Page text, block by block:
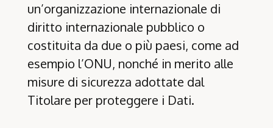
un’organizzazione internazionale di
diritto internazionale pubblico o
costituita da due o più paesi, come ad
esempio l’ONU, nonché in merito alle
misure di sicurezza adottate dal
Titolare per proteggere i Dati.